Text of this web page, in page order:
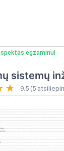
egzaminui
sistemų
9.5 (5